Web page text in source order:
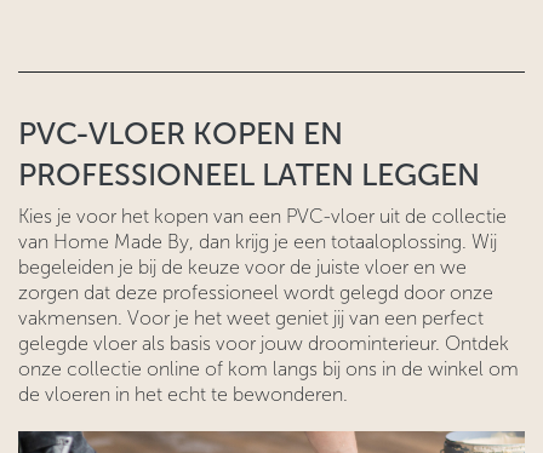
PVC-VLOER KOPEN EN
PROFESSIONEEL LATEN LEGGEN
Kies je voor het kopen van een PVC-vloer uit de collectie
van Home Made By, dan krijg je een totaaloplossing. Wij
begeleiden je bij de keuze voor de juiste vloer en we
zorgen dat deze professioneel wordt gelegd door onze
vakmensen. Voor je het weet geniet jij van een perfect
gelegde vloer als basis voor jouw droominterieur. Ontdek
onze collectie online of kom langs bij ons in de winkel om
de vloeren in het echt te bewonderen.